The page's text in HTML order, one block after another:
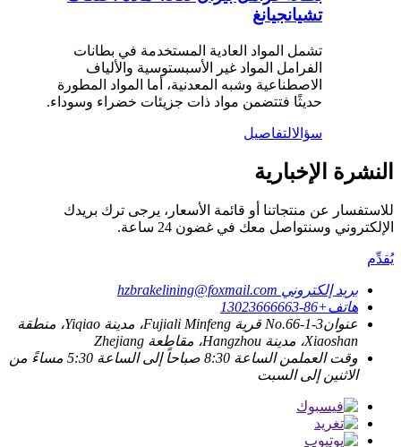
تشيانجيانغ
تشمل المواد العادية المستخدمة في بطانات
الفرامل المواد غير الأسبستوسية والألياف
الاصطناعية وشبه المعدنية، أما المواد المطورة
حديثًا فتتضمن مواد ذات جزيئات خضراء وسوداء.
سؤالالتفاصيل
النشرة الإخبارية
للاستفسار عن منتجاتنا أو قائمة الأسعار، يرجى ترك بريدك
الإلكتروني وسنتواصل معك في غضون 24 ساعة.
يُقدِّم
بريد إلكتروني hzbrakelining@foxmail.com
هاتف+86-13023666663
عنوان
No.66-1-3 قرية Fujiali Minfeng، مدينة Yiqiao، منطقة
Xiaoshan، مدينة Hangzhou، مقاطعة Zhejiang
وقت العمل
من الساعة 8:30 صباحاً إلى الساعة 5:30 مساءً من
الاثنين إلى السبت